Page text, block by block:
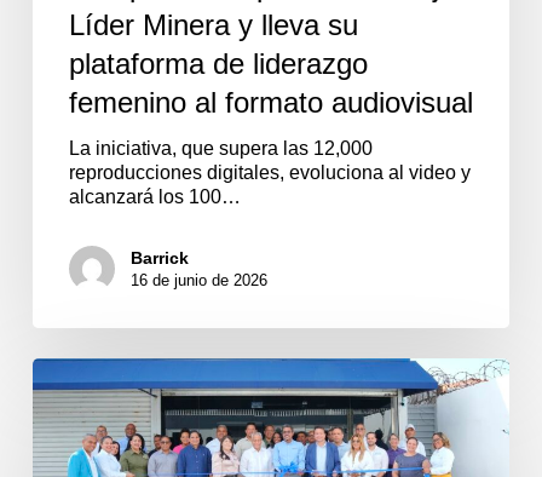
Líder Minera y lleva su
plataforma de liderazgo
femenino al formato audiovisual
La iniciativa, que supera las 12,000
reproducciones digitales, evoluciona al video y
alcanzará los 100…
Barrick
16 de junio de 2026
Barrick
Pueblo
Viejo
relanza
su